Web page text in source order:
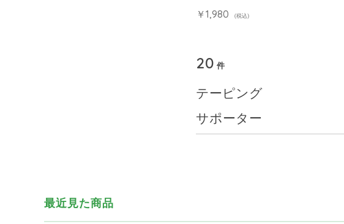
￥1,980 (税込)
20 件
テーピング
サポーター
最近見た商品